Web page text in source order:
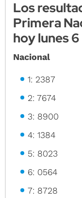
Los
Primera
hoy lunes
Nacional
1: 2387
2: 7674
3: 8900
4: 1384
5: 8023
6: 0564
7: 8728